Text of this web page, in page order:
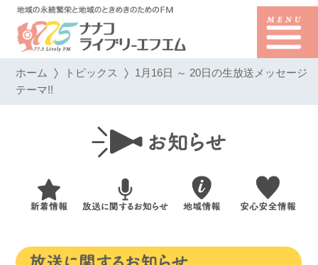
ホーム トピックス 1月16日 ～ 20日の生放送メッセージ
テーマ!!